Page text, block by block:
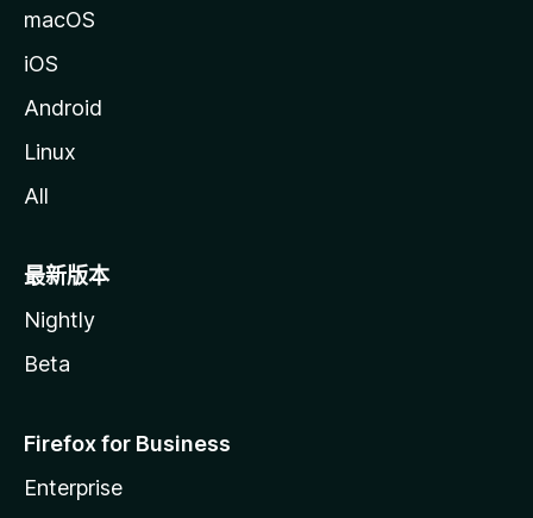
macOS
iOS
Android
Linux
All
最新版本
Nightly
Beta
Firefox for Business
Enterprise